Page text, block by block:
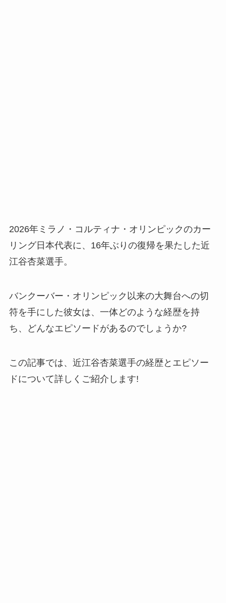
2026年ミラノ・コルティナ・オリンピックのカー
リング日本代表に、16年ぶりの復帰を果たした近
江谷杏菜選手。
バンクーバー・オリンピック以来の大舞台への切
符を手にした彼女は、一体どのような経歴を持
ち、どんなエピソードがあるのでしょうか?
この記事では、近江谷杏菜選手の経歴とエピソー
ドについて詳しくご紹介します!